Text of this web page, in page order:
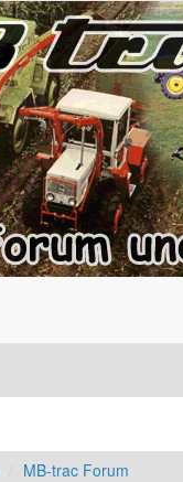
MB-trac Forum